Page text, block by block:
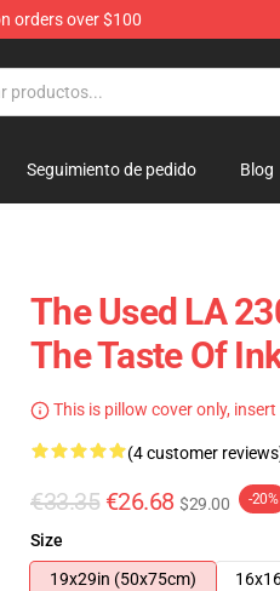
orders over $100
Seguimiento de pedido Blog
The Used LA
The Taste Of
This is pillow cover only,
(4 customer
€33.35 €26.68 $29.00 -20%
Size
19x29in (50x75cm)